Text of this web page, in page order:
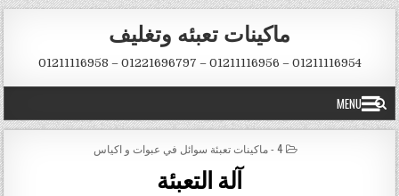
Skip to content
ماكينات تعبئه وتغليف
01211116954 – 01211116956 – 01221696797 – 01211116958
MENU
POSTED IN
4 - ماكينات تعبئة سوائل في عبوات و اكياس
آلة التعبئة